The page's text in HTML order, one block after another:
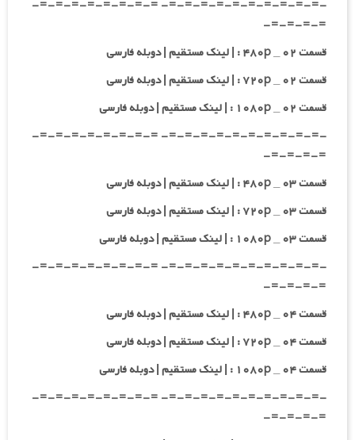
-=-=-=-=-=-=-=-=-=-=- =-=-=-=-=-=-=-=-
=-=-=-=-
قسمت ۰۲ _ ۴۸۰p : | لینک مستقیم | دوبله فارسی
قسمت ۰۲ _ ۷۲۰p : | لینک مستقیم | دوبله فارسی
قسمت ۰۲ _ ۱۰۸۰p : | لینک مستقیم | دوبله فارسی
-=-=-=-=-=-=-=-=-=-=- =-=-=-=-=-=-=-=-
=-=-=-=-
قسمت ۰۳ _ ۴۸۰p : | لینک مستقیم | دوبله فارسی
قسمت ۰۳ _ ۷۲۰p : | لینک مستقیم | دوبله فارسی
قسمت ۰۳ _ ۱۰۸۰p : | لینک مستقیم | دوبله فارسی
-=-=-=-=-=-=-=-=-=-=- =-=-=-=-=-=-=-=-
=-=-=-=-
قسمت ۰۴ _ ۴۸۰p : | لینک مستقیم | دوبله فارسی
قسمت ۰۴ _ ۷۲۰p : | لینک مستقیم | دوبله فارسی
قسمت ۰۴ _ ۱۰۸۰p : | لینک مستقیم | دوبله فارسی
-=-=-=-=-=-=-=-=-=-=- =-=-=-=-=-=-=-=-
=-=-=-=-